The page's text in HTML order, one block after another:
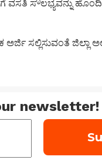
ವಸತಿ ಸೌಲಭ್ಯವನ್ನು
ಸಲ್ಲಿಸುವಂತೆ ಜಿಲ್ಲಾ
newsletter!